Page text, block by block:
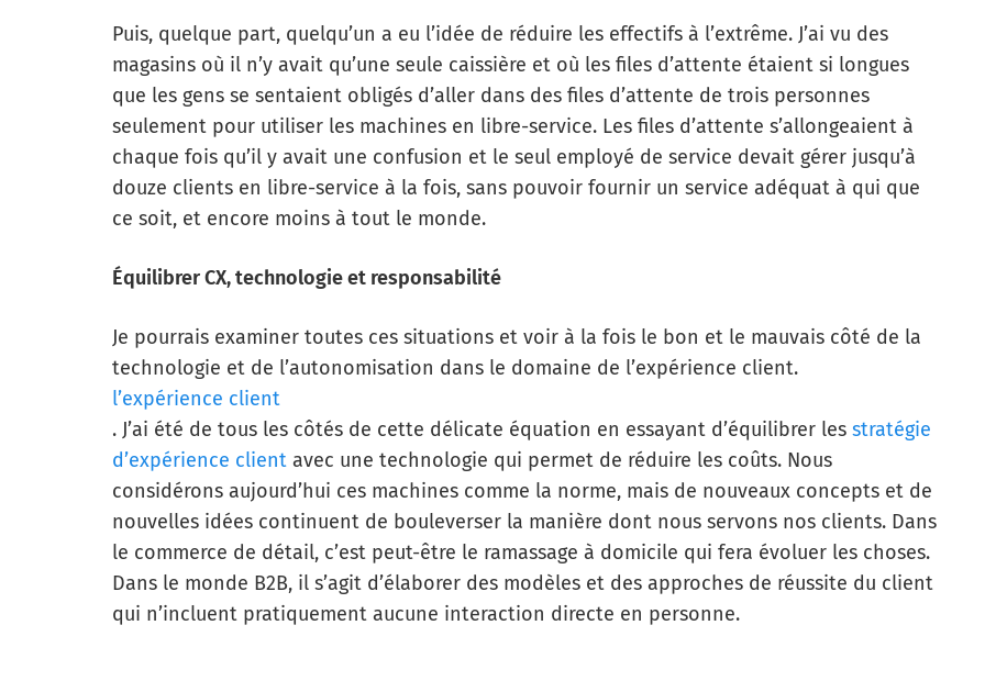
Puis, quelque part, quelqu’un a eu l’idée de réduire les effectifs à l’extrême. J’ai vu des
magasins où il n’y avait qu’une seule caissière et où les files d’attente étaient si longues
que les gens se sentaient obligés d’aller dans des files d’attente de trois personnes
seulement pour utiliser les machines en libre-service. Les files d’attente s’allongeaient à
chaque fois qu’il y avait une confusion et le seul employé de service devait gérer jusqu’à
douze clients en libre-service à la fois, sans pouvoir fournir un service adéquat à qui que
ce soit, et encore moins à tout le monde.
Équilibrer CX, technologie et responsabilité
Je pourrais examiner toutes ces situations et voir à la fois le bon et le mauvais côté de la
technologie et de l’autonomisation dans le domaine de l’expérience client.
l’expérience client
. J’ai été de tous les côtés de cette délicate équation en essayant d’équilibrer les stratégie
d’expérience client avec une technologie qui permet de réduire les coûts. Nous
considérons aujourd’hui ces machines comme la norme, mais de nouveaux concepts et de
nouvelles idées continuent de bouleverser la manière dont nous servons nos clients. Dans
le commerce de détail, c’est peut-être le ramassage à domicile qui fera évoluer les choses.
Dans le monde B2B, il s’agit d’élaborer des modèles et des approches de réussite du client
qui n’incluent pratiquement aucune interaction directe en personne.